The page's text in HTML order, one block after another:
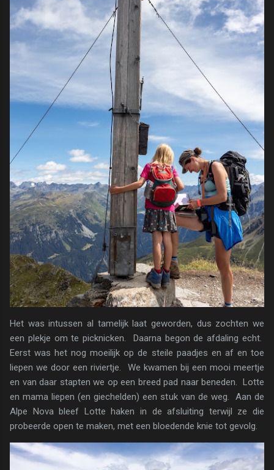
Het was intussen al tamelijk laat geworden, dus zochten we
een plekje om te picknicken. Daarna begon de afdaling echt.
Eerst was het nog moeilijk op de steile paadjes en af en toe
liepen we door een riviertje. We kwamen bij een mooi meertje
en van daar stapten we op een breed pad naar beneden. Lotte
en mama liepen (en giechelden) een stuk van de weg. Aan de
Alpe Nova bleef Lotte haken in de afsluiting terwijl ze die
probeerde open te maken, met een bloedende knie tot gevolg.